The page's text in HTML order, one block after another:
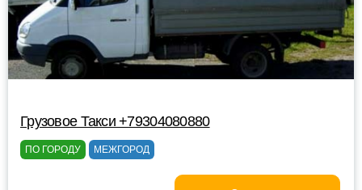
Грузовое Такси +79304080880
ПО ГОРОДУ МЕЖГОРОД